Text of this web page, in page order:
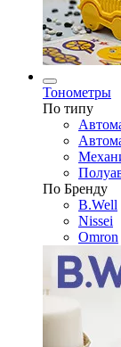
Тонометры
По типу
По Бренду
B.Well
Nissei
Omron